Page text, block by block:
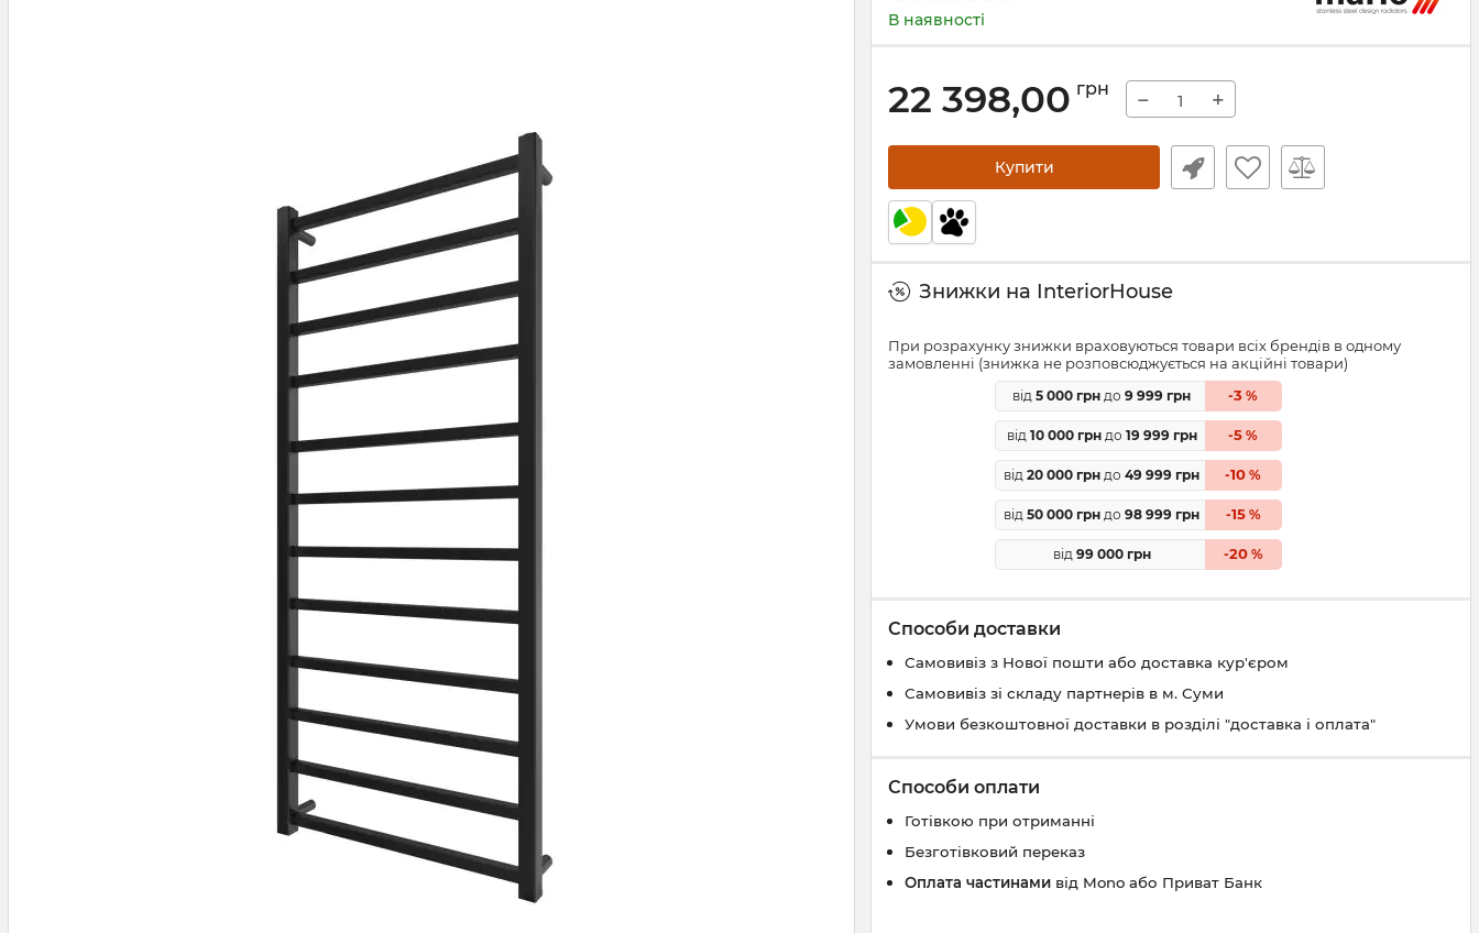
В наявності
22 398,00 грн − +
Купити
Знижки на InteriorHouse
При розрахунку знижки враховуються товари всіх брендів в одному
замовленні (знижка не розповсюджується на акційні товари)
від 5 000 грн до 9 999 грн -3 %
від 10 000 грндо 19 999 грн -5 %
від 20 000 грн до 49 999 грн -10 %
від 50 000 грн до 98 999 грн -15%
від 99 000 грн -20%
Способи доставки
Самовивіз з Нової пошти або доставка кур'єром
Самовивіз зі складу партнерів в м. Суми
Умови безкоштовної доставки в розділі "доставка і оплата"
Способи оплати
Готівкою при отриманні
Безготівковий переказ
Оплата частинами від Mono або Приват Банк